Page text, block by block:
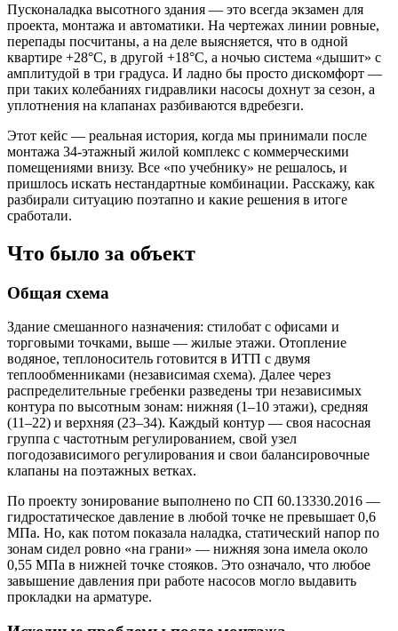
Пусконаладка высотного здания — это всегда экзамен для
проекта, монтажа и автоматики. На чертежах линии ровные,
перепады посчитаны, а на деле выясняется, что в одной
квартире +28°С, в другой +18°С, а ночью система «дышит» с
амплитудой в три градуса. И ладно бы просто дискомфорт —
при таких колебаниях гидравлики насосы дохнут за сезон, а
уплотнения на клапанах разбиваются вдребезги.
Этот кейс — реальная история, когда мы принимали после
монтажа 34‑этажный жилой комплекс с коммерческими
помещениями внизу. Все «по учебнику» не решалось, и
пришлось искать нестандартные комбинации. Расскажу, как
разбирали ситуацию поэтапно и какие решения в итоге
сработали.
Что было за объект
Общая схема
Здание смешанного назначения: стилобат с офисами и
торговыми точками, выше — жилые этажи. Отопление
водяное, теплоноситель готовится в ИТП с двумя
теплообменниками (независимая схема). Далее через
распределительные гребенки разведены три независимых
контура по высотным зонам: нижняя (1–10 этажи), средняя
(11–22) и верхняя (23–34). Каждый контур — своя насосная
группа с частотным регулированием, свой узел
погодозависимого регулирования и свои балансировочные
клапаны на поэтажных ветках.
По проекту зонирование выполнено по СП 60.13330.2016 —
гидростатическое давление в любой точке не превышает 0,6
МПа. Но, как потом показала наладка, статический напор по
зонам сидел ровно «на грани» — нижняя зона имела около
0,55 МПа в нижней точке стояков. Это означало, что любое
завышение давления при работе насосов могло выдавить
прокладки на арматуре.